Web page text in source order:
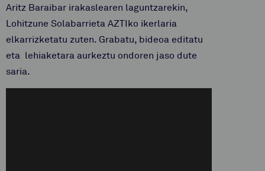
Aritz Baraibar irakaslearen laguntzarekin,
Lohitzune Solabarrieta AZTIko ikerlaria
elkarrizketatu zuten. Grabatu, bideoa editatu
eta lehiaketara aurkeztu ondoren jaso dute
saria.